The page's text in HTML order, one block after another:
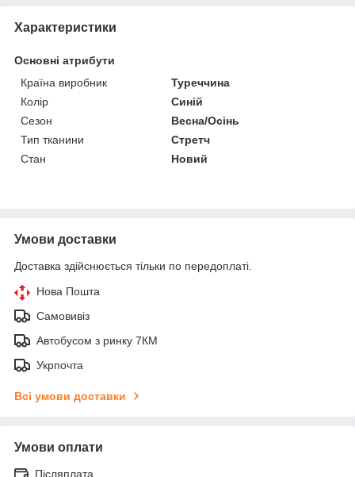
Характеристики
Основні атрибути
Країна виробник
Туреччина
Колір
Синій
Сезон
Весна/Осінь
Тип тканини
Стретч
Стан
Новий
Умови доставки
Доставка здійснюється тільки по передоплаті.
Нова Пошта
Самовивіз
Автобусом з ринку 7КМ
Укрпочта
Всі умови доставки
Умови оплати
Післяплата